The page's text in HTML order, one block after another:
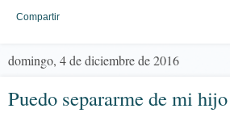
Compartir
domingo, 4 de diciembre de 2016
Puedo separarme de mi